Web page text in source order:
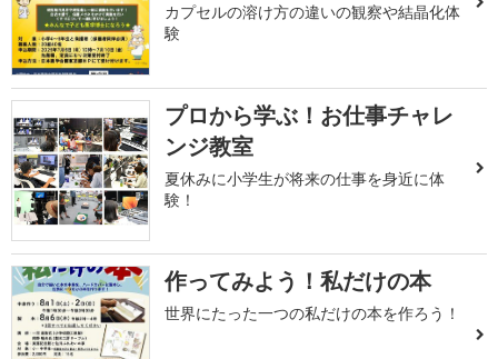
カプセルの溶け方の違いの観察や結晶化体
験
プロから学ぶ！お仕事チャレ
ンジ教室
夏休みに小学生が将来の仕事を身近に体
験！
作ってみよう！私だけの本
世界にたった一つの私だけの本を作ろう！